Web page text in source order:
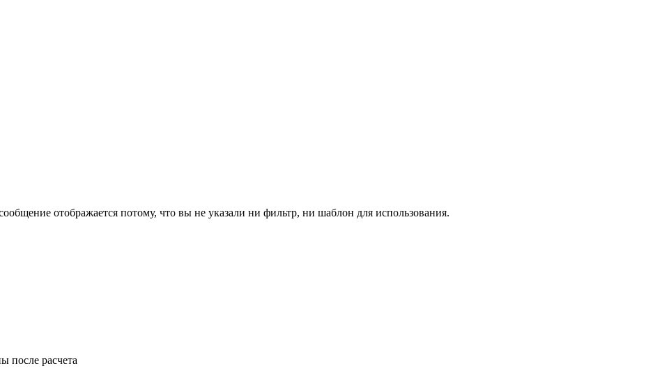
отображается потому, что вы не указали ни фильтр, ни шаблон для использования.
после расчета